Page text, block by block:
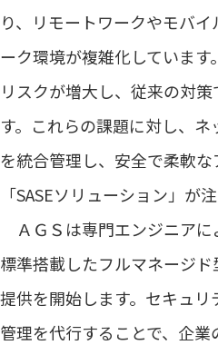
り、リモートワークやモバ
ーク環境が複雑化しています
リスクが増大し、従来の対
す。これらの課題に対し、
を統合管理し、安全で柔軟
「SASEソリューション」が
ＡＧＳは専門エンジニアに
標準搭載したフルマネージド
提供を開始します。セキュリ
管理を代行することで、企業